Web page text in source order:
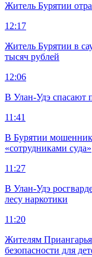
Житель Бурятии
12:17
Житель Бурятии в
тысяч рублей
12:06
В Улан-Удэ спасают
11:41
В Бурятии
«сотрудниками суда»
11:27
В Улан-Удэ
лесу наркотики
11:20
Жителям
безопасности для